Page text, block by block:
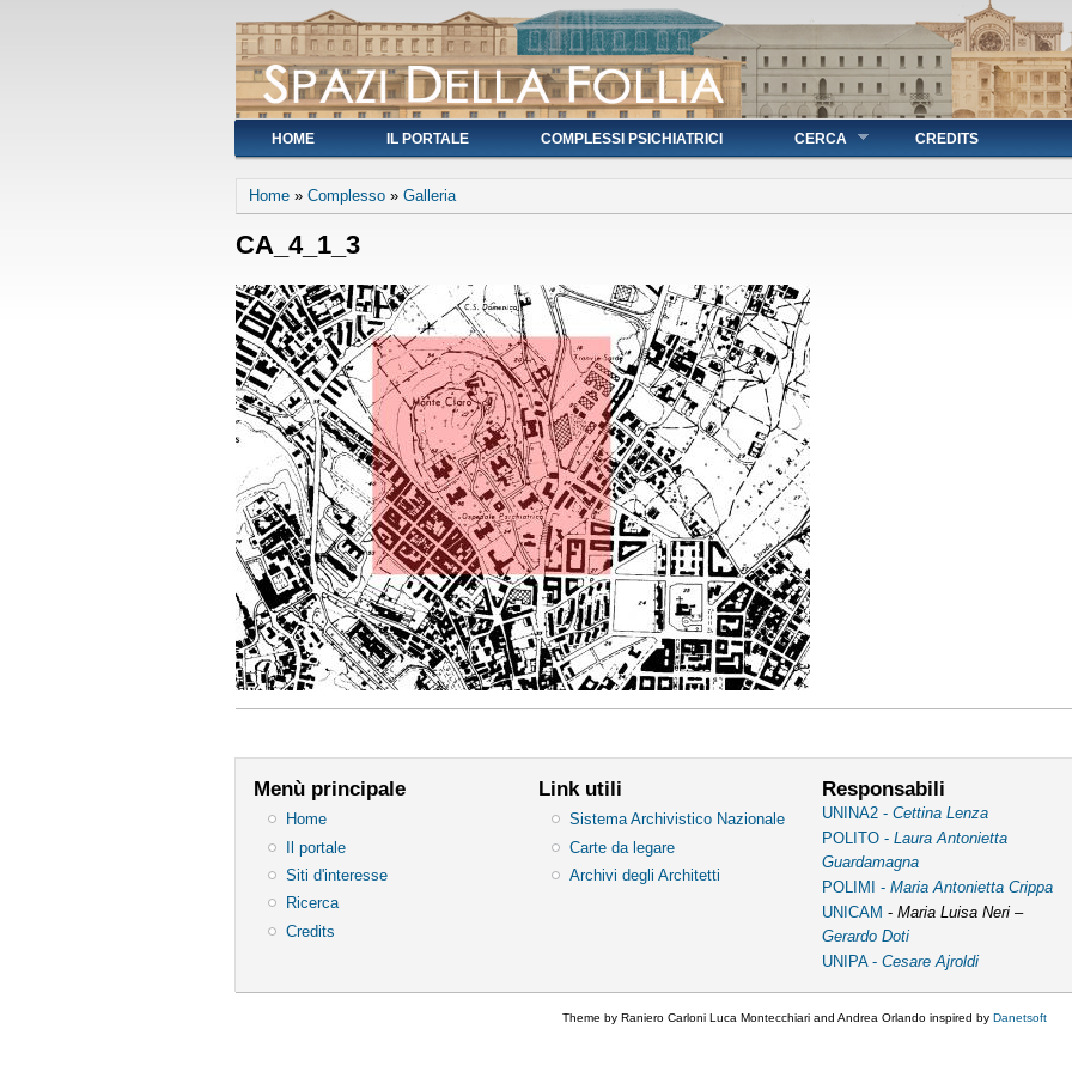
HOME IL PORTALE COMPLESSI PSICHIATRICI CERCA CREDITS
You are here
Home » Complesso » Galleria
CA_4_1_3
Menù principale
Home
Il portale
Siti d'interesse
Ricerca
Credits
Link utili
Sistema Archivistico Nazionale
Carte da legare
Archivi degli Architetti
Responsabili
UNINA2 - Cettina Lenza
POLITO - Laura Antonietta
Guardamagna
POLIMI - Maria Antonietta Crippa
UNICAM - Maria Luisa Neri –
Gerardo Doti
UNIPA - Cesare Ajroldi
Theme by Raniero Carloni Luca Montecchiari and Andrea Orlando inspired by Danetsoft